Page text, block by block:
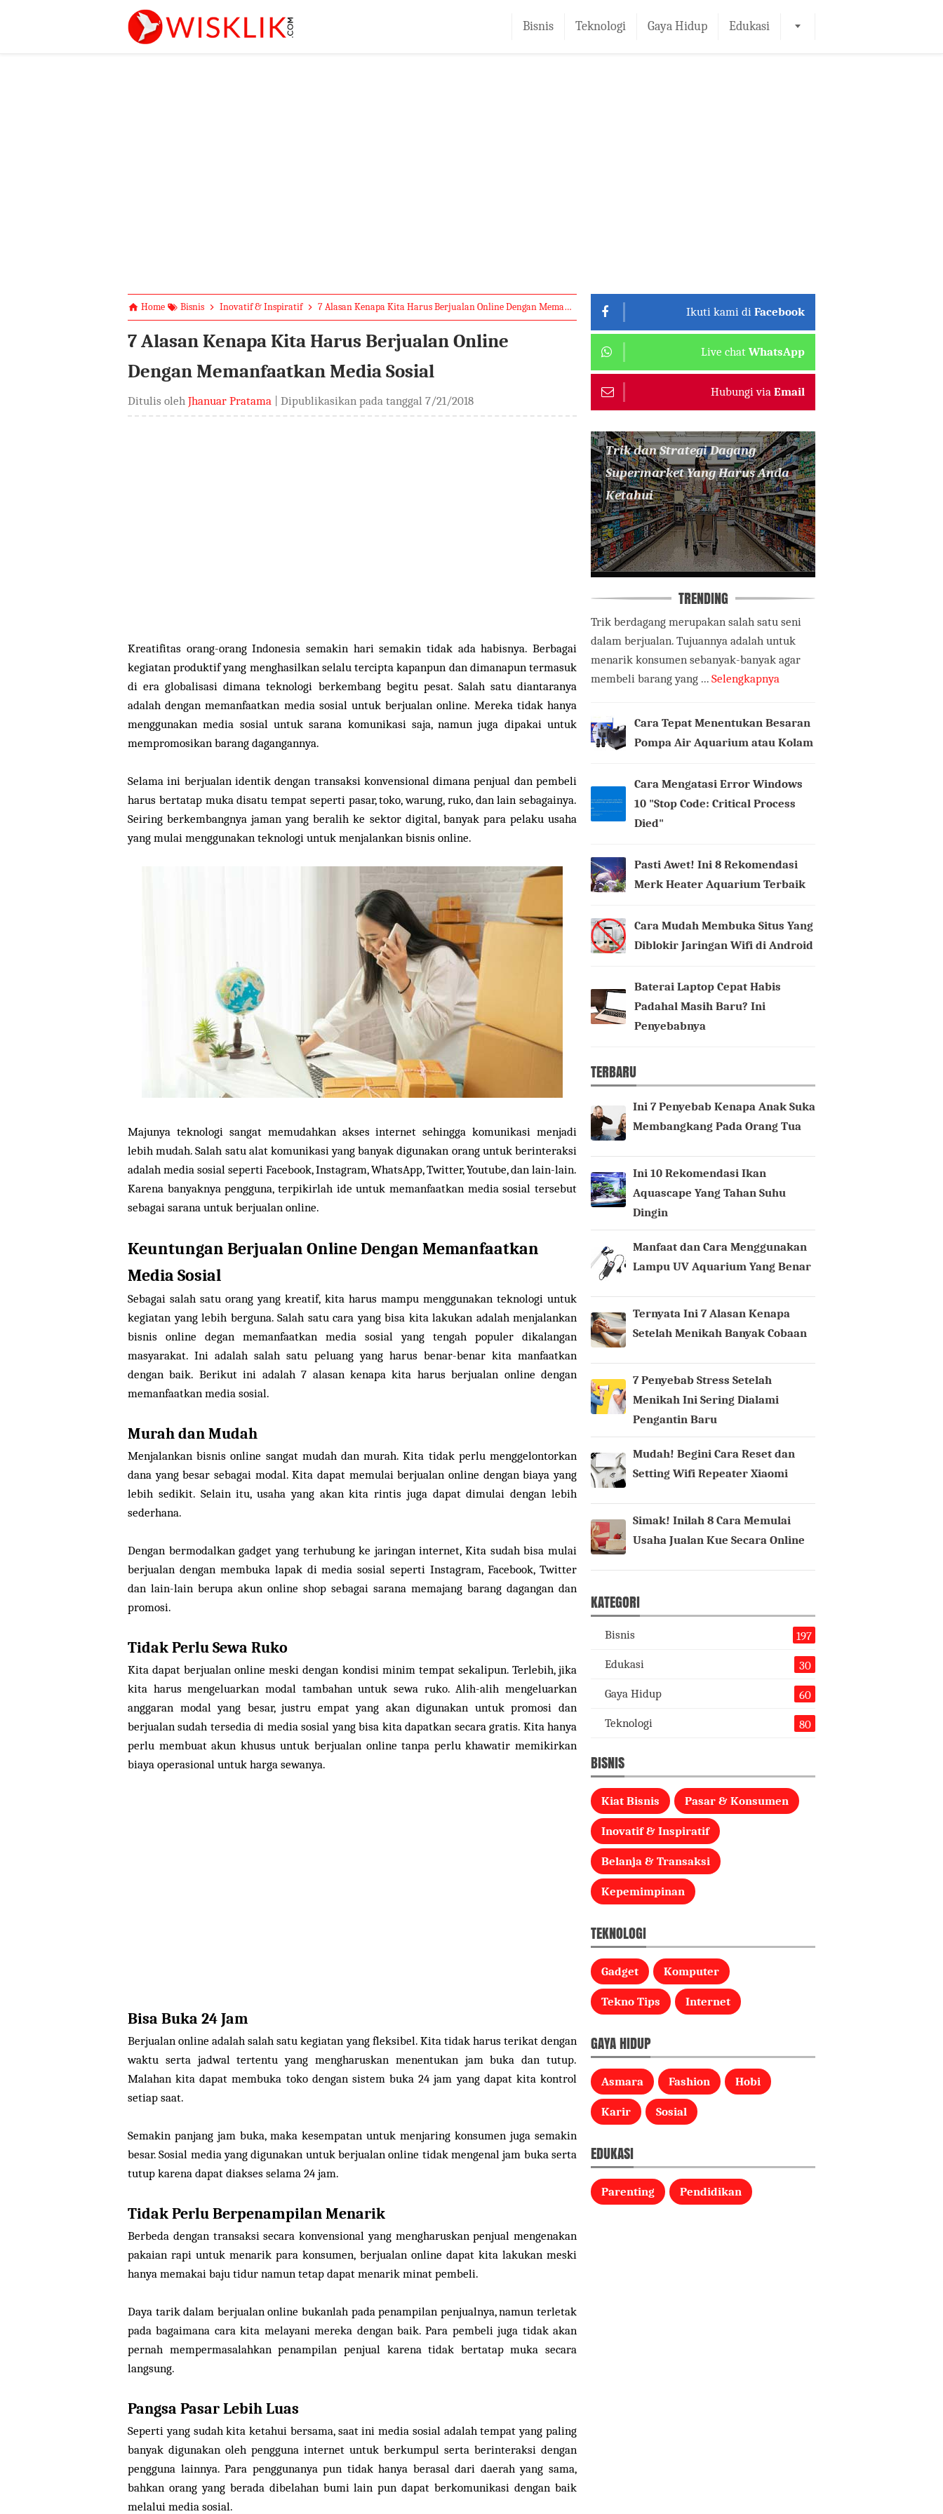
Bisnis Teknologi Gaya Hidup Edukasi
Home Bisnis Inovatif & Inspiratif 7 Alasan Kenapa Kita Harus Berjualan Online Dengan Memanfaatkan Media Sosial
7 Alasan Kenapa Kita Harus Berjualan Online
Dengan Memanfaatkan Media Sosial
Ditulis oleh Jhanuar Pratama | Dipublikasikan pada tanggal 7/21/2018
Kreatifitas orang-orang Indonesia semakin hari semakin tidak ada habisnya. Berbagai
kegiatan produktif yang menghasilkan selalu tercipta kapanpun dan dimanapun termasuk
di era globalisasi dimana teknologi berkembang begitu pesat. Salah satu diantaranya
adalah dengan memanfaatkan media sosial untuk berjualan online. Mereka tidak hanya
menggunakan media sosial untuk sarana komunikasi saja, namun juga dipakai untuk
mempromosikan barang dagangannya.
Selama ini berjualan identik dengan transaksi konvensional dimana penjual dan pembeli
harus bertatap muka disatu tempat seperti pasar, toko, warung, ruko, dan lain sebagainya.
Seiring berkembangnya jaman yang beralih ke sektor digital, banyak para pelaku usaha
yang mulai menggunakan teknologi untuk menjalankan bisnis online.
Majunya teknologi sangat memudahkan akses internet sehingga komunikasi menjadi
lebih mudah. Salah satu alat komunikasi yang banyak digunakan orang untuk berinteraksi
adalah media sosial seperti Facebook, Instagram, WhatsApp, Twitter, Youtube, dan lain-lain.
Karena banyaknya pengguna, terpikirlah ide untuk memanfaatkan media sosial tersebut
sebagai sarana untuk berjualan online.
Keuntungan Berjualan Online Dengan Memanfaatkan
Media Sosial
Sebagai salah satu orang yang kreatif, kita harus mampu menggunakan teknologi untuk
kegiatan yang lebih berguna. Salah satu cara yang bisa kita lakukan adalah menjalankan
bisnis online degan memanfaatkan media sosial yang tengah populer dikalangan
masyarakat. Ini adalah salah satu peluang yang harus benar-benar kita manfaatkan
dengan baik. Berikut ini adalah 7 alasan kenapa kita harus berjualan online dengan
memanfaatkan media sosial.
Murah dan Mudah
Menjalankan bisnis online sangat mudah dan murah. Kita tidak perlu menggelontorkan
dana yang besar sebagai modal. Kita dapat memulai berjualan online dengan biaya yang
lebih sedikit. Selain itu, usaha yang akan kita rintis juga dapat dimulai dengan lebih
sederhana.
Dengan bermodalkan gadget yang terhubung ke jaringan internet, Kita sudah bisa mulai
berjualan dengan membuka lapak di media sosial seperti Instagram, Facebook, Twitter
dan lain-lain berupa akun online shop sebagai sarana memajang barang dagangan dan
promosi.
Tidak Perlu Sewa Ruko
Kita dapat berjualan online meski dengan kondisi minim tempat sekalipun. Terlebih, jika
kita harus mengeluarkan modal tambahan untuk sewa ruko. Alih-alih mengeluarkan
anggaran modal yang besar, justru empat yang akan digunakan untuk promosi dan
berjualan sudah tersedia di media sosial yang bisa kita dapatkan secara gratis. Kita hanya
perlu membuat akun khusus untuk berjualan online tanpa perlu khawatir memikirkan
biaya operasional untuk harga sewanya.
Bisa Buka 24 Jam
Berjualan online adalah salah satu kegiatan yang fleksibel. Kita tidak harus terikat dengan
waktu serta jadwal tertentu yang mengharuskan menentukan jam buka dan tutup.
Malahan kita dapat membuka toko dengan sistem buka 24 jam yang dapat kita kontrol
setiap saat.
Semakin panjang jam buka, maka kesempatan untuk menjaring konsumen juga semakin
besar. Sosial media yang digunakan untuk berjualan online tidak mengenal jam buka serta
tutup karena dapat diakses selama 24 jam.
Tidak Perlu Berpenampilan Menarik
Berbeda dengan transaksi secara konvensional yang mengharuskan penjual mengenakan
pakaian rapi untuk menarik para konsumen, berjualan online dapat kita lakukan meski
hanya memakai baju tidur namun tetap dapat menarik minat pembeli.
Daya tarik dalam berjualan online bukanlah pada penampilan penjualnya, namun terletak
pada bagaimana cara kita melayani mereka dengan baik. Para pembeli juga tidak akan
pernah mempermasalahkan penampilan penjual karena tidak bertatap muka secara
langsung.
Pangsa Pasar Lebih Luas
Seperti yang sudah kita ketahui bersama, saat ini media sosial adalah tempat yang paling
banyak digunakan oleh pengguna internet untuk berkumpul serta berinteraksi dengan
pengguna lainnya. Para penggunanya pun tidak hanya berasal dari daerah yang sama,
bahkan orang yang berada dibelahan bumi lain pun dapat berkomunikasi dengan baik
melalui media sosial.
Ikuti kami di Facebook
Live chat WhatsApp
Hubungi via Email
Trik dan Strategi Dagang
Supermarket Yang Harus Anda
Ketahui
TRENDING
Trik berdagang merupakan salah satu seni
dalam berjualan. Tujuannya adalah untuk
menarik konsumen sebanyak-banyak agar
membeli barang yang ... Selengkapnya
Cara Tepat Menentukan Besaran
Pompa Air Aquarium atau Kolam
Cara Mengatasi Error Windows
10 "Stop Code: Critical Process
Died"
Pasti Awet! Ini 8 Rekomendasi
Merk Heater Aquarium Terbaik
Cara Mudah Membuka Situs Yang
Diblokir Jaringan Wifi di Android
Baterai Laptop Cepat Habis
Padahal Masih Baru? Ini
Penyebabnya
TERBARU
Ini 7 Penyebab Kenapa Anak Suka
Membangkang Pada Orang Tua
Ini 10 Rekomendasi Ikan
Aquascape Yang Tahan Suhu
Dingin
Manfaat dan Cara Menggunakan
Lampu UV Aquarium Yang Benar
Ternyata Ini 7 Alasan Kenapa
Setelah Menikah Banyak Cobaan
7 Penyebab Stress Setelah
Menikah Ini Sering Dialami
Pengantin Baru
Mudah! Begini Cara Reset dan
Setting Wifi Repeater Xiaomi
Simak! Inilah 8 Cara Memulai
Usaha Jualan Kue Secara Online
KATEGORI
Bisnis 197
Edukasi 30
Gaya Hidup 60
Teknologi 80
BISNIS
Kiat Bisnis Pasar & Konsumen
Inovatif & Inspiratif
Belanja & Transaksi
Kepemimpinan
TEKNOLOGI
Gadget Komputer
Tekno Tips Internet
GAYA HIDUP
Asmara Fashion Hobi
Karir Sosial
EDUKASI
Parenting Pendidikan